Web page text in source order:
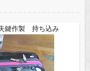
鍵作製 持ち込み